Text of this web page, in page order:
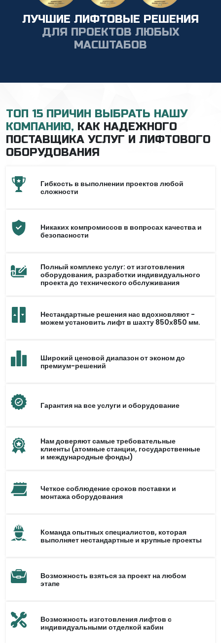
ЛУЧШИЕ ЛИФТОВЫЕ РЕШЕНИЯ
ДЛЯ ПРОЕКТОВ ЛЮБЫХ
МАСШТАБОВ
ТОП 15 ПРИЧИН ВЫБРАТЬ НАШУ
КОМПАНИЮ, КАК НАДЕЖНОГО
ПОСТАВЩИКА УСЛУГ И ЛИФТОВОГО
ОБОРУДОВАНИЯ
Гибкость в выполнении проектов любой
сложности
Никаких компромиссов в вопросах качества и
безопасности
Полный комплекс услуг: от изготовления
оборудования, разработки индивидуального
проекта до технического обслуживания
Нестандартные решения нас вдохновляют -
можем установить лифт в шахту 850х850 мм.
Широкий ценовой диапазон от эконом до
премиум-решений
Гарантия на все услуги и оборудование
Нам доверяют самые требовательные
клиенты (атомные станции, государственные
и международные фонды)
Четкое соблюдение сроков поставки и
монтажа оборудования
Команда опытных специалистов, которая
выполняет нестандартные и крупные проекты
Возможность взяться за проект на любом
этапе
Возможность изготовления лифтов с
индивидуальными отделкой кабин